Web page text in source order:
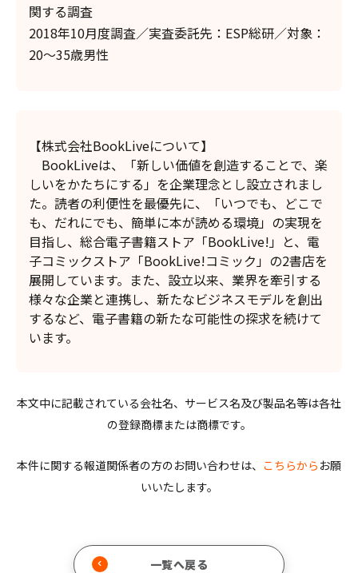
関する調査
2018年10月度調査／実査委託先：ESP総研／対象：
20～35歳男性
【株式会社BookLiveについて】
BookLiveは、「新しい価値を創造することで、楽
しいをかたちにする」を企業理念とし設立されまし
た。読者の利便性を最優先に、「いつでも、どこで
も、だれにでも、簡単に本が読める環境」の実現を
目指し、総合電子書籍ストア「BookLive!」と、電
子コミックストア「BookLive!コミック」の2書店を
展開しています。また、設立以来、業界を牽引する
様々な企業と連携し、新たなビジネスモデルを創出
するなど、電子書籍の新たな可能性の探求を続けて
います。
本文中に記載されている会社名、サービス名及び製品名等は各社
の登録商標または商標です。
本件に関する報道関係者の方のお問い合わせは、 こちらから お願
いいたします。
一覧へ戻る